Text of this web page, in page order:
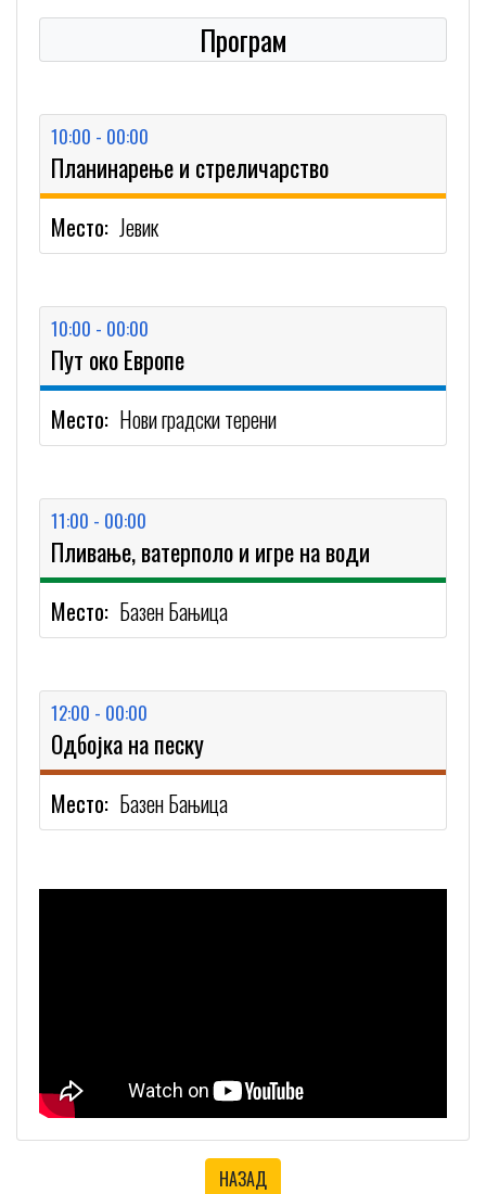
Програм
10:00 - 00:00
Планинарење и стреличарство
Место: Јевик
10:00 - 00:00
Пут око Европе
Место: Нови градски терени
11:00 - 00:00
Пливање, ватерполо и игре на води
Место: Базен Бањица
12:00 - 00:00
Одбојка на песку
Место: Базен Бањица
НАЗАД